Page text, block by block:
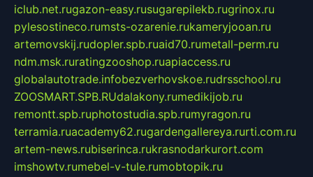
iclub.net.rugazon-easy.rusugarepilekb.rugrinox.ru
pylesostineco.rumsts-ozarenie.rukameryjooan.ru
artemovskij.rudopler.spb.ruaid70.rumetall-perm.ru
ndm.msk.ruratingzooshop.ruapiaccess.ru
globalautotrade.infobezverhovskoe.rudrsschool.ru
ZOOSMART.SPB.RUdalakony.rumedikijob.ru
remontt.spb.ruphotostudia.spb.rumyragon.ru
terramia.ruacademy62.rugardengallereya.rurti.com.ru
artem-news.rubiserinca.rukrasnodarkurort.com
imshowtv.rumebel-v-tule.rumobtopik.ru